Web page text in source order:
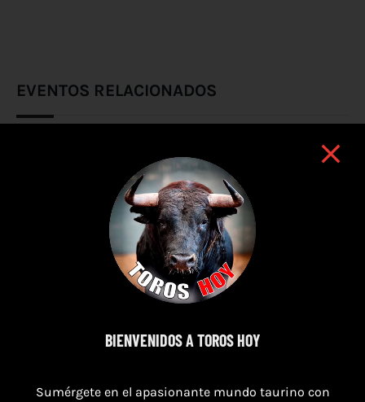
EVENTOS RELACIONADOS
BIENVENIDOS A TOROS HOY
Sumérgete en el apasionante mundo taurino con